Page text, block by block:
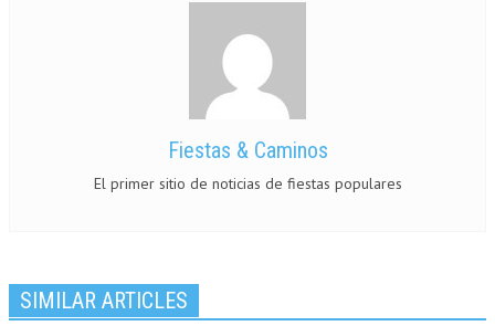
Fiestas & Caminos
El primer sitio de noticias de fiestas populares
SIMILAR ARTICLES